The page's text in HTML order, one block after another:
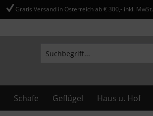
Gratis Versand in Österreich ab € 300,- inkl. MwSt.
Schafe Geflügel Haus u. Hof